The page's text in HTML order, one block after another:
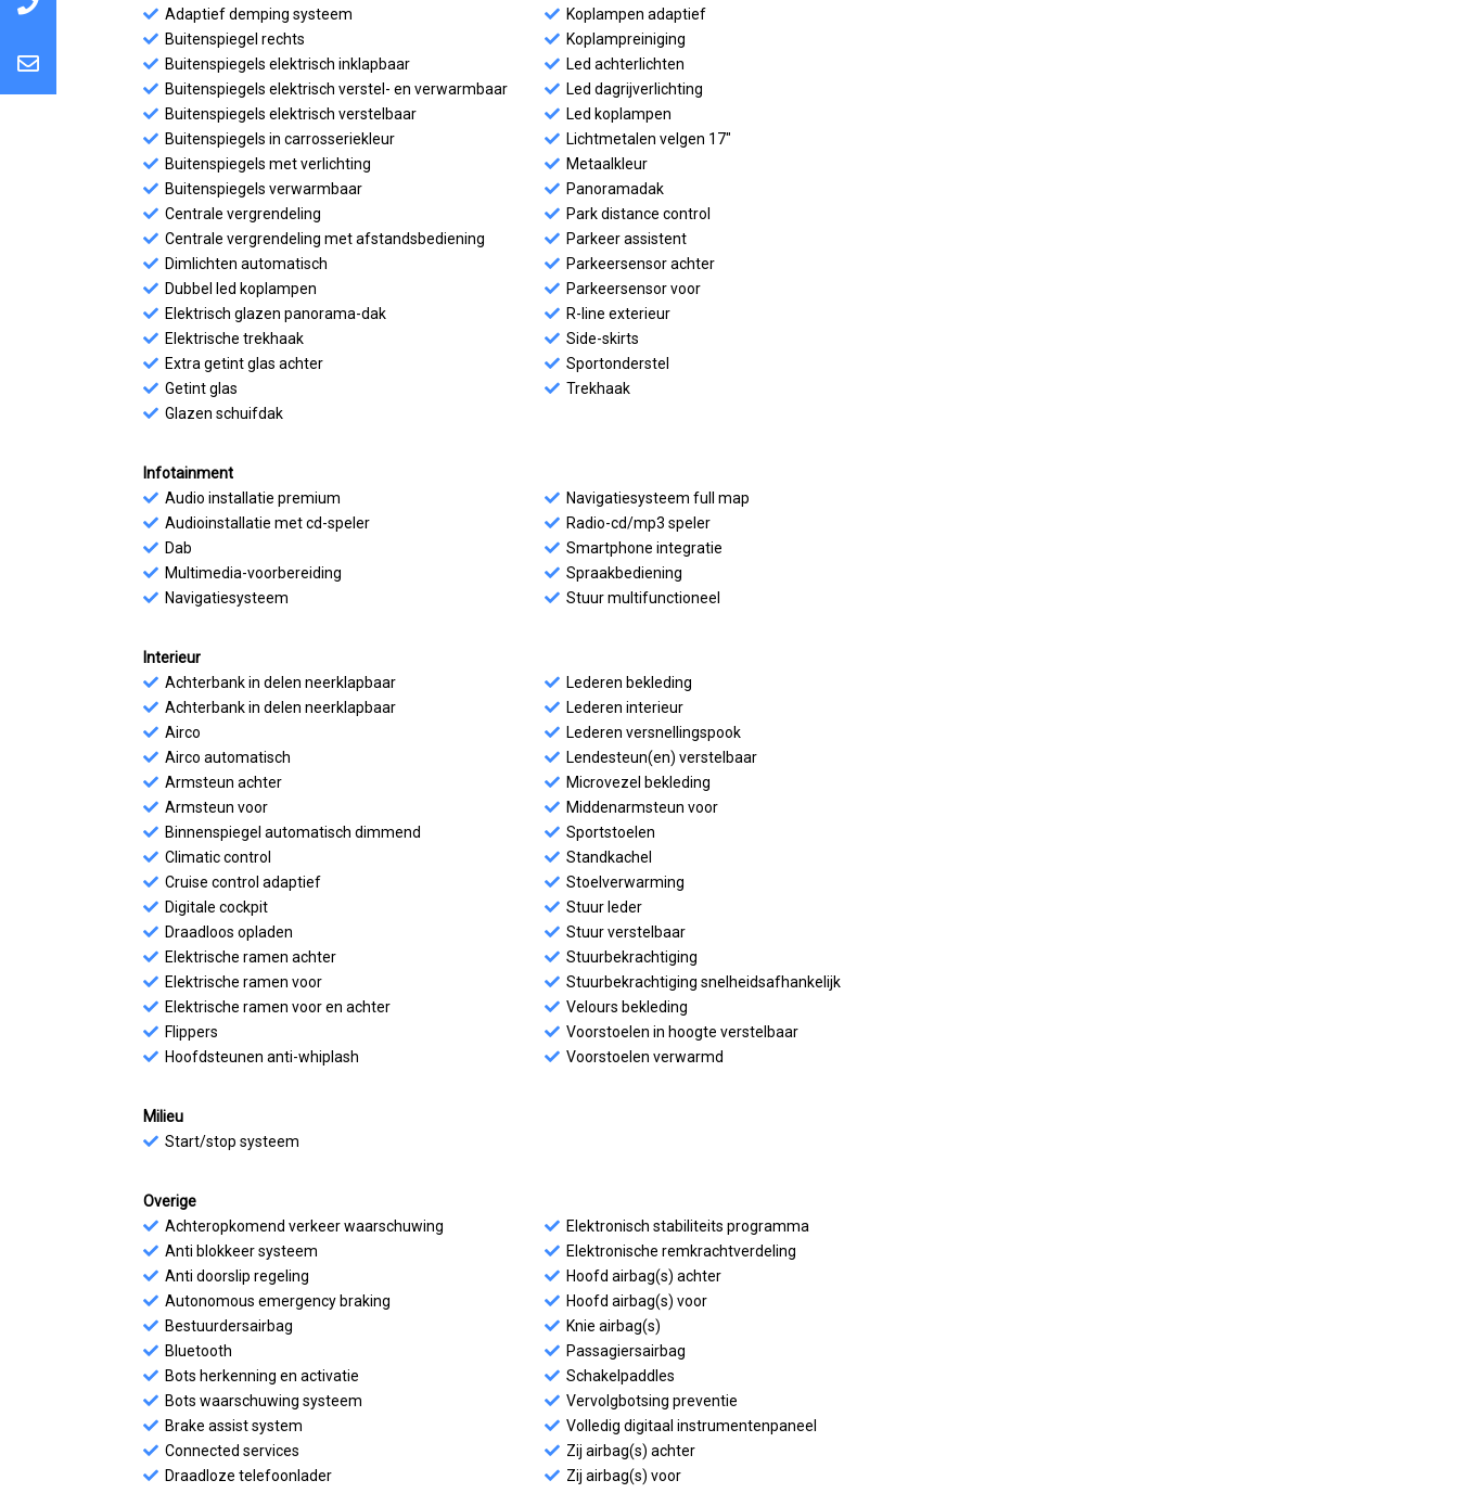
Adaptief demping systeem
Buitenspiegel rechts
Buitenspiegels elektrisch inklapbaar
Buitenspiegels elektrisch verstel- en verwarmbaar
Buitenspiegels elektrisch verstelbaar
Buitenspiegels in carrosseriekleur
Buitenspiegels met verlichting
Buitenspiegels verwarmbaar
Centrale vergrendeling
Centrale vergrendeling met afstandsbediening
Dimlichten automatisch
Dubbel led koplampen
Elektrisch glazen panorama-dak
Elektrische trekhaak
Extra getint glas achter
Getint glas
Glazen schuifdak
Koplampen adaptief
Koplampreiniging
Led achterlichten
Led dagrijverlichting
Led koplampen
Lichtmetalen velgen 17"
Metaalkleur
Panoramadak
Park distance control
Parkeer assistent
Parkeersensor achter
Parkeersensor voor
R-line exterieur
Side-skirts
Sportonderstel
Trekhaak
Infotainment
Audio installatie premium
Audioinstallatie met cd-speler
Dab
Multimedia-voorbereiding
Navigatiesysteem
Navigatiesysteem full map
Radio-cd/mp3 speler
Smartphone integratie
Spraakbediening
Stuur multifunctioneel
Interieur
Achterbank in delen neerklapbaar
Achterbank in delen neerklapbaar
Airco
Airco automatisch
Armsteun achter
Armsteun voor
Binnenspiegel automatisch dimmend
Climatic control
Cruise control adaptief
Digitale cockpit
Draadloos opladen
Elektrische ramen achter
Elektrische ramen voor
Elektrische ramen voor en achter
Flippers
Hoofdsteunen anti-whiplash
Lederen bekleding
Lederen interieur
Lederen versnellingspook
Lendesteun(en) verstelbaar
Microvezel bekleding
Middenarmsteun voor
Sportstoelen
Standkachel
Stoelverwarming
Stuur leder
Stuur verstelbaar
Stuurbekrachtiging
Stuurbekrachtiging snelheidsafhankelijk
Velours bekleding
Voorstoelen in hoogte verstelbaar
Voorstoelen verwarmd
Milieu
Start/stop systeem
Overige
Achteropkomend verkeer waarschuwing
Anti blokkeer systeem
Anti doorslip regeling
Autonomous emergency braking
Bestuurdersairbag
Bluetooth
Bots herkenning en activatie
Bots waarschuwing systeem
Brake assist system
Connected services
Draadloze telefoonlader
Elektronisch stabiliteits programma
Elektronische remkrachtverdeling
Hoofd airbag(s) achter
Hoofd airbag(s) voor
Knie airbag(s)
Passagiersairbag
Schakelpaddles
Vervolgbotsing preventie
Volledig digitaal instrumentenpaneel
Zij airbag(s) achter
Zij airbag(s) voor